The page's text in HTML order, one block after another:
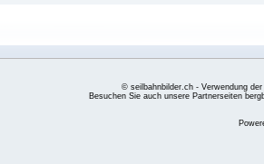
© seilbahnbilder.ch - Verwendung
Besuchen Sie auch unsere Partnerseiten